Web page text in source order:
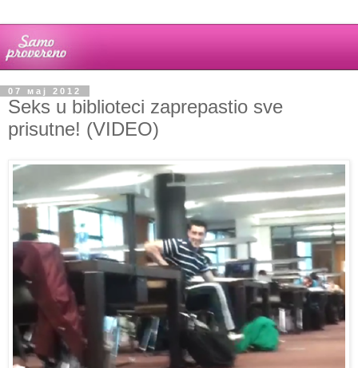
07 мај 2012
Seks u biblioteci zaprepastio sve
prisutne! (VIDEO)